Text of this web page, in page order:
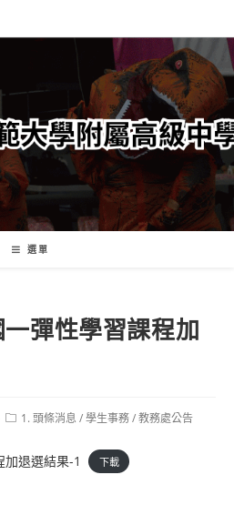
選單
彈性學習課程加
Post1. 頭條消息 /學生事務/教務處公告
退選結果-1 下載